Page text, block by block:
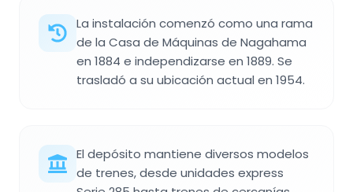
La instalación comenzó como una rama
de la Casa de Máquinas de Nagahama
en 1884 e independizarse en 1889. Se
trasladó a su ubicación actual en 1954.
El depósito mantiene diversos modelos
de trenes, desde unidades express